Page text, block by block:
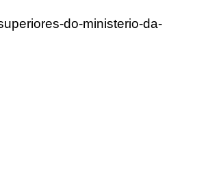
do-ministerio-da-